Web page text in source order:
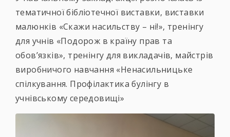
тематичної бібліотечної виставки, виставки
малюнків «Скажи насильству – ні!», тренінгу
для учнів «Подорож в країну прав та
обов’язків», тренінгу для викладачів, майстрів
виробничого навчання «Ненасильницьке
спілкування. Профілактика булінгу в
учнівському середовищі»